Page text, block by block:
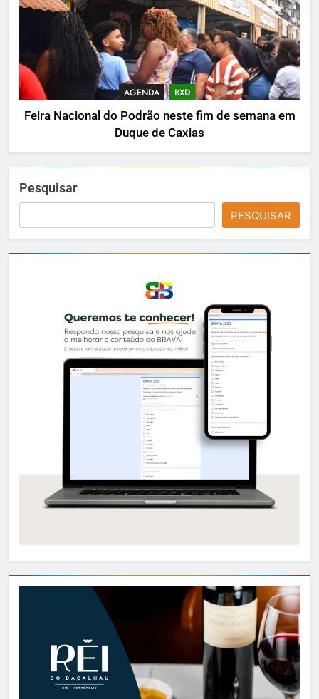
AGENDA BXD
Feira Nacional do Podrão neste fim de semana em
Duque de Caxias
Pesquisar
PESQUISAR